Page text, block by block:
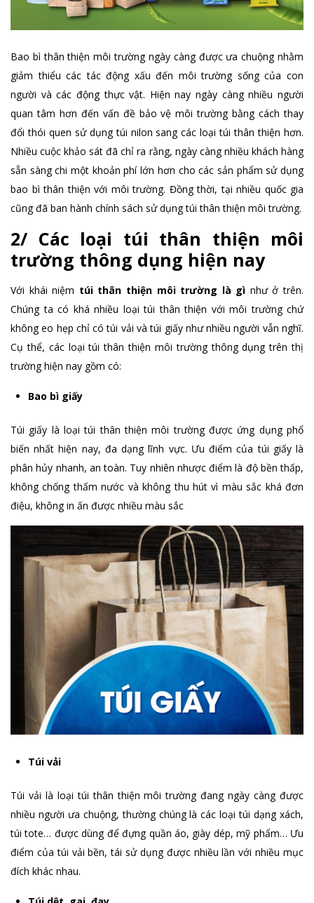
Bao bì thân thiện môi trường ngày càng được ưa chuộng nhằm
giảm thiểu các tác động xấu đến môi trường sống của con
người và các động thực vật. Hiện nay ngày càng nhiều người
quan tâm hơn đến vấn đề bảo vệ môi trường bằng cách thay
đổi thói quen sử dụng túi nilon sang các loại túi thân thiện hơn.
Nhiều cuộc khảo sát đã chỉ ra rằng, ngày càng nhiều khách hàng
sẵn sàng chi một khoản phí lớn hơn cho các sản phẩm sử dụng
bao bì thân thiện với môi trường. Đồng thời, tại nhiều quốc gia
cũng đã ban hành chính sách sử dụng túi thân thiện môi trường.
2/ Các loại túi thân thiện môi
trường thông dụng hiện nay
Với khái niệm túi thân thiện môi trường là gì như ở trên.
Chúng ta có khá nhiều loại túi thân thiện với môi trường chứ
không eo hẹp chỉ có túi vải và túi giấy như nhiều người vẫn nghĩ.
Cụ thể, các loại túi thân thiện môi trường thông dụng trên thị
trường hiện nay gồm có:
Bao bì giấy
Túi giấy là loại túi thân thiện môi trường được ứng dụng phổ
biến nhất hiện nay, đa dạng lĩnh vực. Ưu điểm của túi giấy là
phân hủy nhanh, an toàn. Tuy nhiên nhược điểm là độ bền thấp,
không chống thấm nước và không thu hút vì màu sắc khá đơn
điệu, không in ấn được nhiều màu sắc
Túi vải
Túi vải là loại túi thân thiện môi trường đang ngày càng được
nhiều người ưa chuộng, thường chúng là các loại túi dạng xách,
túi tote… được dùng để đựng quần áo, giày dép, mỹ phẩm… Ưu
điểm của túi vải bền, tái sử dụng được nhiều lần với nhiều mục
đích khác nhau.